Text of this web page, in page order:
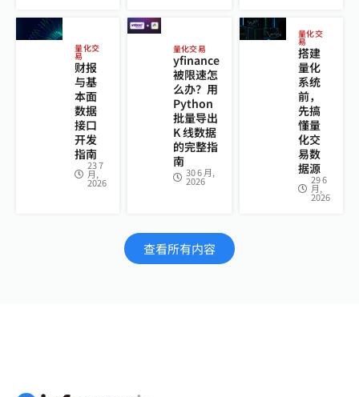
量化交
易
财报
与基
本面
数据
接口
开发
指南
23 7
月,
2026
量化交易
yfinance
被限速怎
么办？用
Python
批量导出
K 线数据
的完整指
南
30 6 月,
2026
量化交
易
搭建
量化
系统
前，
先搞
懂量
化交
易数
据源
29 6
月,
2026
查看所有内容